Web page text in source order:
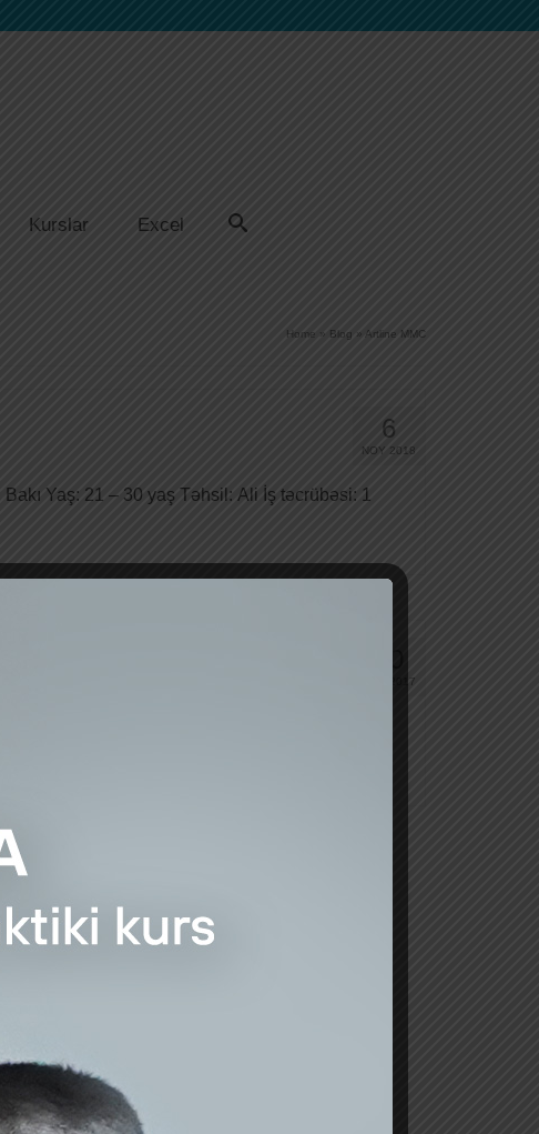
Kurslar Excel
Home » Blog » Artline MMC
6
NOY 2018
Yaş: 21 – 30 yaş Təhsil: Ali İş təcrübəsi: 1
DEK 2017
İş barədə məlumat – İş saatı: 09:00-dan